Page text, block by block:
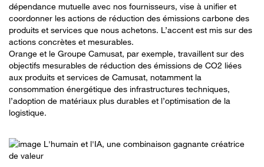
dépendance mutuelle avec nos fournisseurs, vise à unifier et
coordonner les actions de réduction des émissions carbone des
produits et services que nous achetons. L’accent est mis sur des
actions concrètes et mesurables.
Orange et le Groupe Camusat, par exemple, travaillent sur des
objectifs mesurables de réduction des émissions de CO2 liées
aux produits et services de Camusat, notamment la
consommation énergétique des infrastructures techniques,
l’adoption de matériaux plus durables et l’optimisation de la
logistique.